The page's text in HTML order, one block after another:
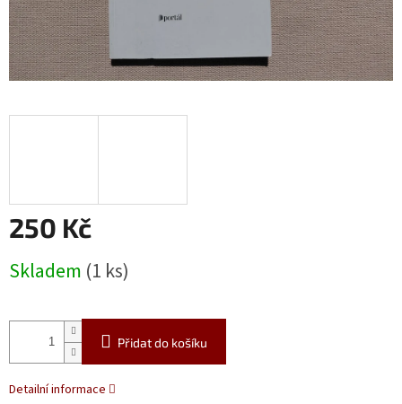
250 Kč
cena:
Skladem (1 ks)
Přidat do košíku
Detailní informace